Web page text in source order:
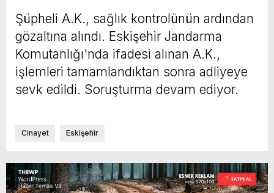
Şüpheli A.K., sağlık kontrolünün ardından
gözaltına alındı. Eskişehir Jandarma
Komutanlığı'nda ifadesi alınan A.K.,
işlemleri tamamlandıktan sonra adliyeye
sevk edildi. Soruşturma devam ediyor.
Cinayet Eskişehir